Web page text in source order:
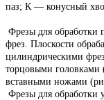
паз; К — конусный
Фрезы для обработки
фрез. Плоскости
цилиндрическими
торцовыми
вставными ножами
Фрезы для обработки